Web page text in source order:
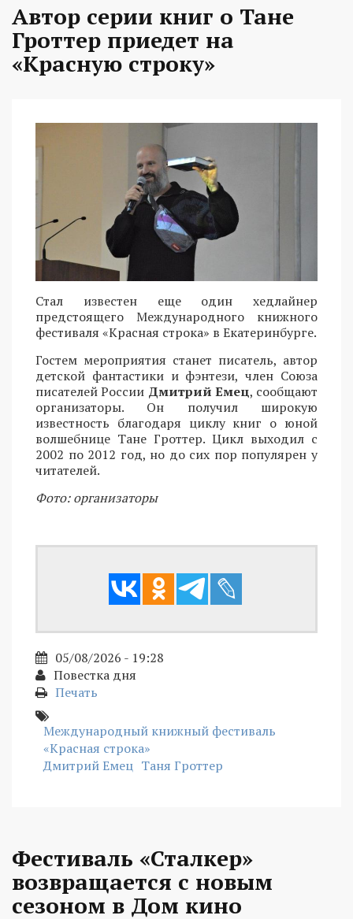
Автор серии книг о Тане
Гроттер приедет на
«Красную строку»
Стал известен еще один хедлайнер
предстоящего Международного книжного
фестиваля «Красная строка» в Екатеринбурге.
Гостем мероприятия станет писатель, автор
детской фантастики и фэнтези, член Союза
писателей России Дмитрий Емец, сообщают
организаторы. Он получил широкую
известность благодаря циклу книг о юной
волшебнице Тане Гроттер. Цикл выходил с
2002 по 2012 год, но до сих пор популярен у
читателей.
Фото: организаторы
05/08/2026 - 19:28
Повестка дня
Печать
Международный книжный фестиваль
«Красная строка»
Дмитрий Емец Таня Гроттер
Фестиваль «Сталкер»
возвращается с новым
сезоном в Дом кино